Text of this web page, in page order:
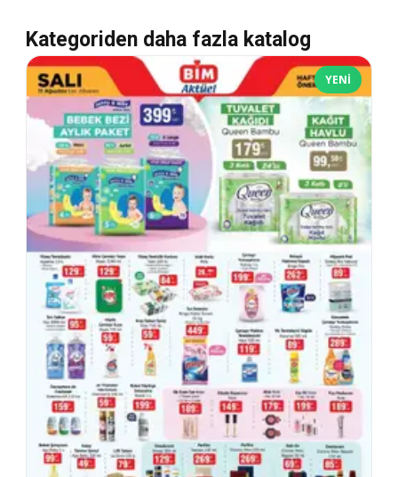
Kategoriden daha fazla katalog
YENI